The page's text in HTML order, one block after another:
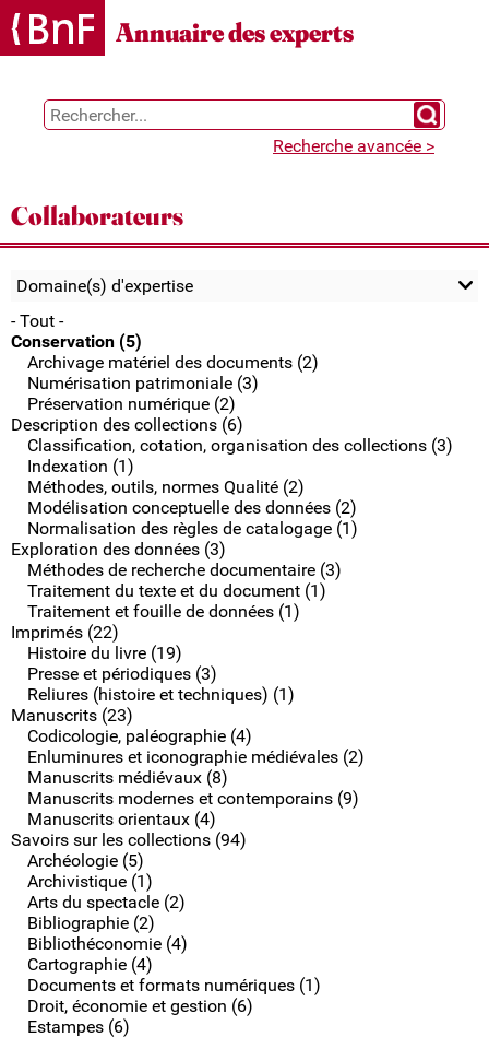
Gestion des cookies
Annuaire des experts
Chercher
Recherche avancée >
Collaborateurs
Domaine(s) d'expertise
- Tout -
Conservation (5)
Archivage matériel des documents (2)
Numérisation patrimoniale (3)
Préservation numérique (2)
Description des collections (6)
Classification, cotation, organisation des collections (3)
Indexation (1)
Méthodes, outils, normes Qualité (2)
Modélisation conceptuelle des données (2)
Normalisation des règles de catalogage (1)
Exploration des données (3)
Méthodes de recherche documentaire (3)
Traitement du texte et du document (1)
Traitement et fouille de données (1)
Imprimés (22)
Histoire du livre (19)
Presse et périodiques (3)
Reliures (histoire et techniques) (1)
Manuscrits (23)
Codicologie, paléographie (4)
Enluminures et iconographie médiévales (2)
Manuscrits médiévaux (8)
Manuscrits modernes et contemporains (9)
Manuscrits orientaux (4)
Savoirs sur les collections (94)
Archéologie (5)
Archivistique (1)
Arts du spectacle (2)
Bibliographie (2)
Bibliothéconomie (4)
Cartographie (4)
Documents et formats numériques (1)
Droit, économie et gestion (6)
Estampes (6)